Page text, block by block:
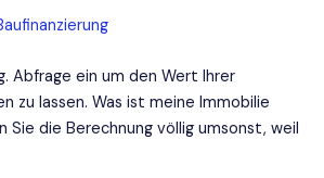
Abfrage ein um den Wert Ihrer
zu lassen. Was ist meine Immobilie
Sie die Berechnung völlig umsonst, weil